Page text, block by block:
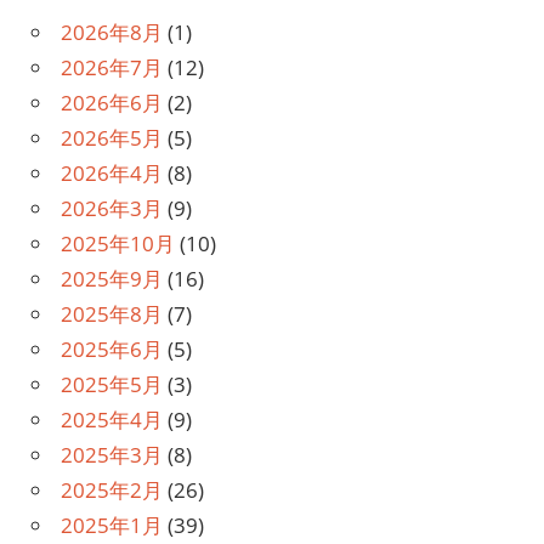
2026年8月 (1)
2026年7月 (12)
2026年6月 (2)
2026年5月 (5)
2026年4月 (8)
2026年3月 (9)
2025年10月 (10)
2025年9月 (16)
2025年8月 (7)
2025年6月 (5)
2025年5月 (3)
2025年4月 (9)
2025年3月 (8)
2025年2月 (26)
2025年1月 (39)